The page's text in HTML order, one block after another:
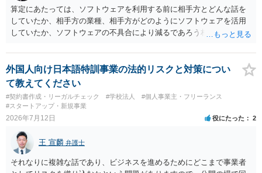
用がかかります。 毅然と拒否して後は裁判するならしてくださいの対
応、弁護士に依頼して同様の対応、裁判してきたら、従業員にて粛々
と対応のどれかを選択することになります。 以上、ご参考まで。
算定にあたっては、ソフトウェアを利用する前に相手方とどんな話を
していたか、相手方の業種、相手方がどのようにソフトウェアを活用
していたか、ソフトウェアの不具合により減るであろう相手方の将来
ます。 すでに王先生からも回答されている通り、最寄りの弁護士に相
談されることをお勧めします。
外国人向け日本語特訓事業の法的リスクと対策につい
て教えてください
#契約書作成・リーガルチェック #学校法人
#個人事業主・フリーランス
#スタートアップ・新規事業
2026年7月12日 役にたった 2
王 宣麟 弁護士
それなりに複雑な話であり、ビジネスを進めるためにどこまで事業者